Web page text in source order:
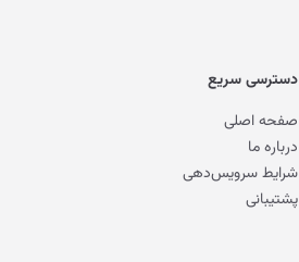
دسترسی سریع
صفحه اصلی
درباره ما
شرایط سرویس‌دهی
پشتیبانی